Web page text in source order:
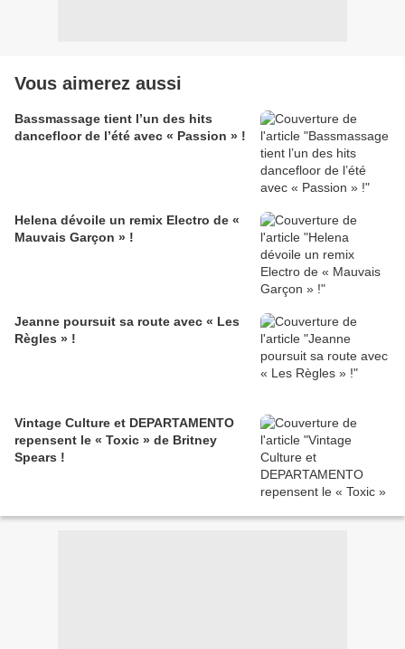
Vous aimerez aussi
Bassmassage tient l’un des hits
dancefloor de l’été avec « Passion » !
Helena dévoile un remix Electro de «
Mauvais Garçon » !
Jeanne poursuit sa route avec « Les
Règles » !
Vintage Culture et DEPARTAMENTO
repensent le « Toxic » de Britney
Spears !